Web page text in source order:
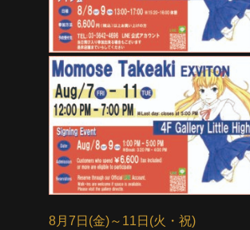
8月7日(金)～11日(火・祝)